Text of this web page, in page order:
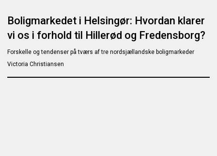
Boligmarkedet i Helsingør: Hvordan klarer
vi os i forhold til Hillerød og Fredensborg?
Forskelle og tendenser på tværs af tre nordsjællandske boligmarkeder
Victoria Christiansen